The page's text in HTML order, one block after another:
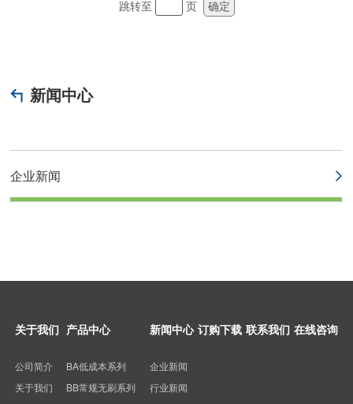
跳转至
页 确定
新闻中心
企业新闻
关于我们
公司简介
关于我们
产品中心
BA低成本系列
BB常规无刷系列
新闻中心
企业新闻
行业新闻
订购下载 联系我们 在线咨询